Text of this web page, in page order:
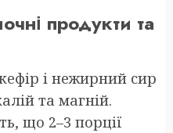
продукти та
і нежирний сир
та магній.
що 2–3 порції